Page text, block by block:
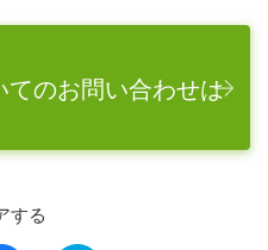
のお問い合わせは
する